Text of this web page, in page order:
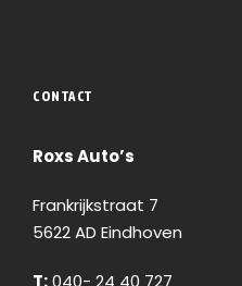
CONTACT
Roxs Auto’s
Frankrijkstraat 7
5622 AD Eindhoven
T:040- 24 40 727